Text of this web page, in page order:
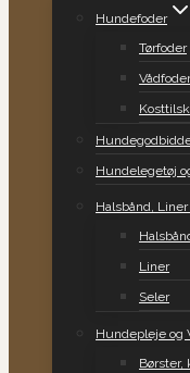
Hundefoder
Tørfoder
Vådfoder
Hundelegetøj
Halsbånd,
Liner
Seler
Hundepleje og
Børster,